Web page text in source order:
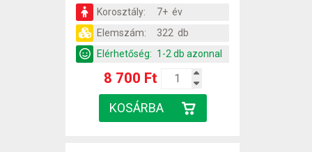
Korosztály:
7+ év
Elemszám:
322 db
Elérhetőség: 1-2 db azonnal
8 700 Ft